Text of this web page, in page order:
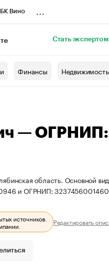
Вино
Стать экспертом
Финансы Недвижимость
— ОГРНИП:
область. Основной
и ОГРНИП:
источников.
Редактировать